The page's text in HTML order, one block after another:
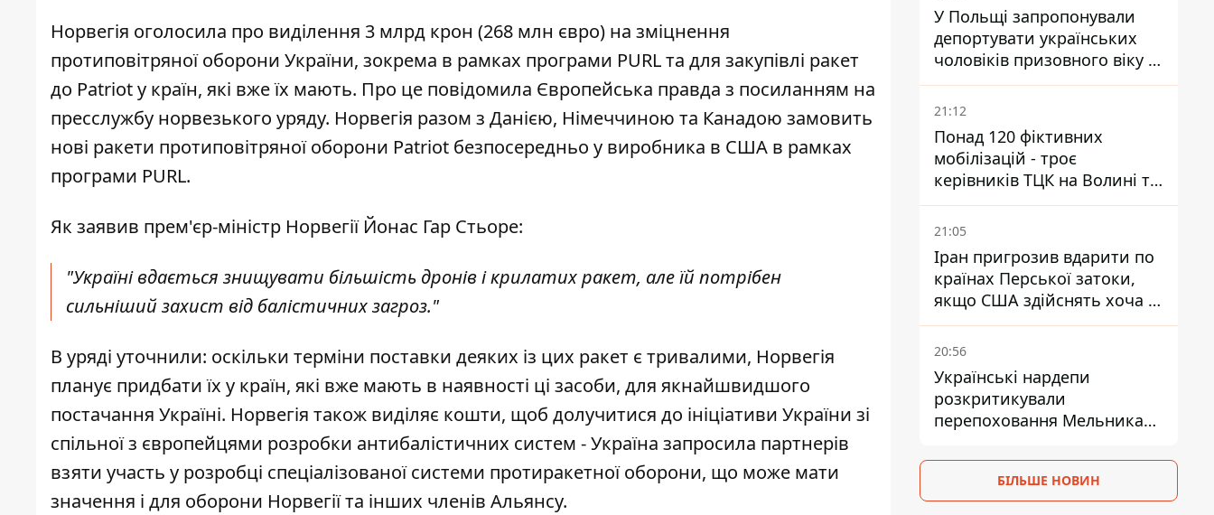
Норвегія оголосила про виділення 3 млрд крон (268 млн євро) на зміцнення
протиповітряної оборони України, зокрема в рамках програми PURL та для закупівлі ракет
до Patriot у країн, які вже їх мають. Про це повідомила Європейська правда з посиланням на
пресслужбу норвезького уряду. Норвегія разом з Данією, Німеччиною та Канадою замовить
нові ракети протиповітряної оборони Patriot безпосередньо у виробника в США в рамках
програми PURL.
Як заявив прем'єр-міністр Норвегії Йонас Гар Стьоре:
"Україні вдається знищувати більшість дронів і крилатих ракет, але їй потрібен
сильніший захист від балістичних загроз."
В уряді уточнили: оскільки терміни поставки деяких із цих ракет є тривалими, Норвегія
планує придбати їх у країн, які вже мають в наявності ці засоби, для якнайшвидшого
постачання Україні. Норвегія також виділяє кошти, щоб долучитися до ініціативи України зі
спільної з європейцями розробки антибалістичних систем - Україна запросила партнерів
взяти участь у розробці спеціалізованої системи протиракетної оборони, що може мати
значення і для оборони Норвегії та інших членів Альянсу.
У Польщі запропонували
депортувати українських
чоловіків призовного віку -
кого це може торкнутися
21:12
Понад 120 фіктивних
мобілізацій - троє
керівників ТЦК на Волині та
Буковині отримали підозри
за фейкові звіти
21:05
Іран пригрозив вдарити по
країнах Перської затоки,
якщо США здійснять хоча б
одну атаку - Reuters
20:56
Українські нардепи
розкритикували
перепоховання Мельника
ізоляції
БІЛЬШЕ НОВИН